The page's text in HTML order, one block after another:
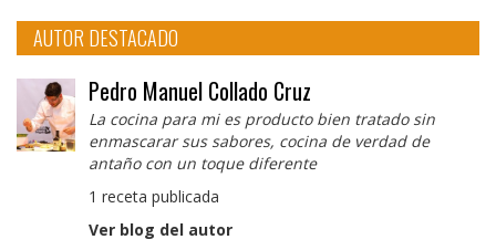
AUTOR DESTACADO
Pedro Manuel Collado Cruz
La cocina para mi es producto bien tratado sin
enmascarar sus sabores, cocina de verdad de
antaño con un toque diferente
1 receta publicada
Ver blog del autor